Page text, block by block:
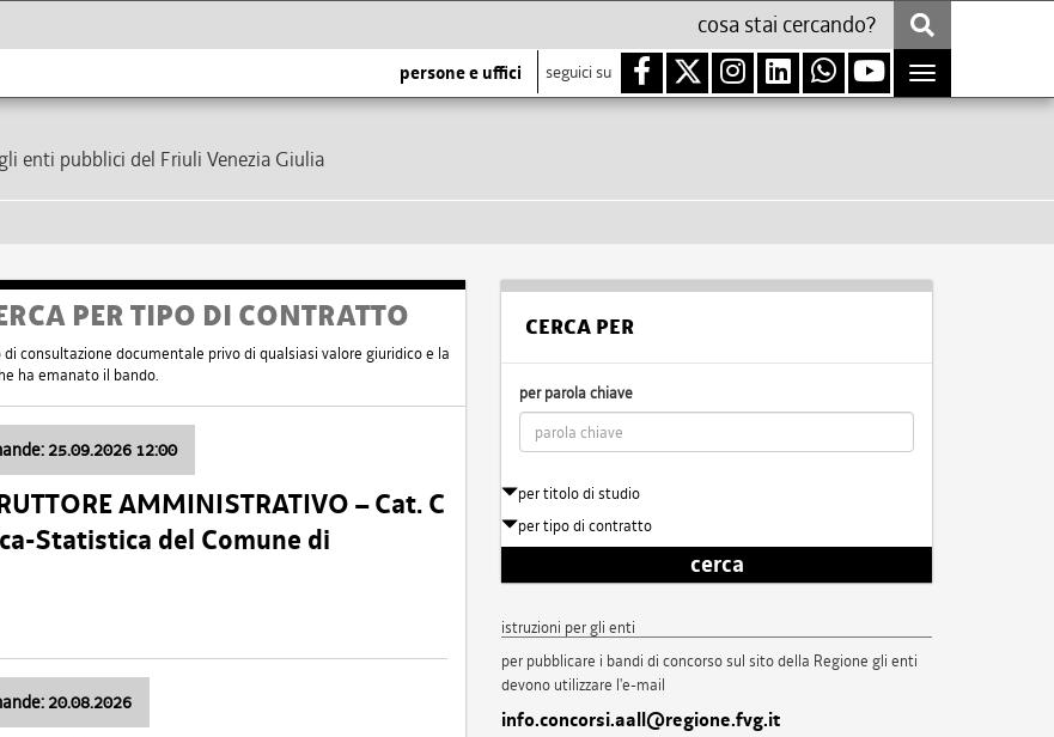
persone e uffici seguici su
Toggle
navigation
enti pubblici del Friuli Venezia Giulia
PER TIPO DI CONTRATTO
consultazione documentale privo di qualsiasi valore giuridico e la
ha emanato il bando.
25.09.2026 12:00
AMMINISTRATIVO – Cat. C
Statistica del Comune di
20.08.2026
CERCA PER
per parola chiave
per titolo di studio
per tipo di contratto
cerca
istruzioni per gli enti
per pubblicare i bandi di concorso sul sito della Regione gli enti
devono utilizzare l'e-mail
info.concorsi.aall@regione.fvg.it